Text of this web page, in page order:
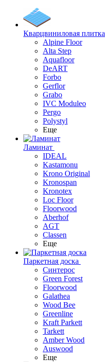
Кварцвиниловая плитка
Alpine Floor
Alta Step
Aquafloor
DeART
Forbo
Gerflor
Grabo
IVC Moduleo
Pergo
Polystyl
Еще
Ламинат
IDEAL
Kastamonu
Krono Original
Kronospan
Kronotex
Loc Floor
Floorwood
Aberhof
AGT
Classen
Еще
Паркетная доска
Синтерос
Green Forest
Floorwood
Galathea
Wood Bee
Greenline
Kraft Parkett
Tarkett
Amber Wood
Auswood
Еще